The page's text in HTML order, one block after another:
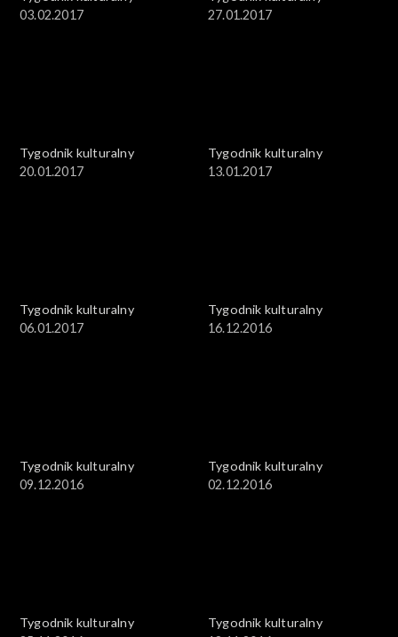
03.02.2017
27.01.2017
Tygodnik kulturalny
20.01.2017
Tygodnik kulturalny
13.01.2017
Tygodnik kulturalny
06.01.2017
Tygodnik kulturalny
16.12.2016
Tygodnik kulturalny
09.12.2016
Tygodnik kulturalny
02.12.2016
Tygodnik kulturalny
Tygodnik kulturalny